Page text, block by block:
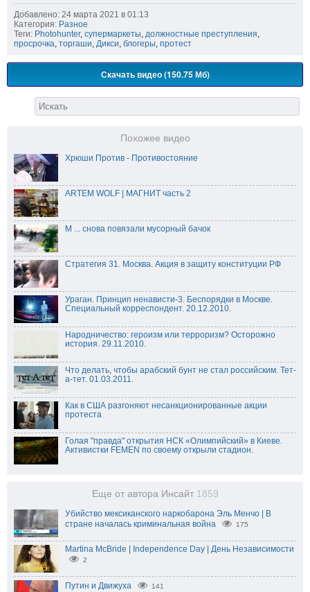
Добавлено: 24 марта 2021 в 01:13
Категория: Разное
Теги: Photohunter, супермаркеты, должностные преступления,
просрочка, торгаши, Дикси, блогеры, протест
Скачать видео (150.75 Мб)
Похожее видео
Хрюши Против - Противостояние
ARTEM WOLF | МАГНИТ часть 2
М ... снова повязали мусорный бачок
Стратегия 31. Москва. Акция в защиту конституции РФ
Ураган. Принцип ненависти-3. Беспорядки в Москве.
Специальный корреспондент. 20.12.2010.
Народничество: героизм или терроризм? Осторожно
история. 29.11.2010.
Что делать, чтобы арабский бунт не стал российским. Тет-
а-тет. 01.03.2011.
Как в США разгоняют несанкционированные акции
протеста
Голая "правда" открытия НСК «Олимпийский» в Киеве.
Активистки FEMEN по своему открыли стадион.
Еще от автора Инсайт 1859
Убийство мексиканского наркобарона Эль Менчо | В
стране началась криминальная война
175
Martina McBride | Independence Day | День Независимости
2
Путин и Движуха 141